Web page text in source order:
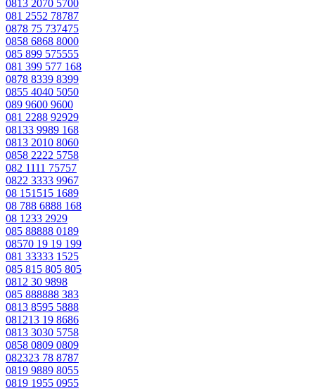
0813 2070 5700
081 2552 78787
0878 75 737475
0858 6868 8000
085 899 575555
081 399 577 168
0878 8339 8399
0855 4040 5050
089 9600 9600
081 2288 92929
08133 9989 168
0813 2010 8060
0858 2222 5758
082 1111 75757
0822 3333 9967
08 151515 1689
08 788 6888 168
08 1233 2929
085 88888 0189
08570 19 19 199
081 33333 1525
085 815 805 805
0812 30 9898
085 888888 383
0813 8595 5888
081213 19 8686
0813 3030 5758
0858 0809 0809
082323 78 8787
0819 9889 8055
0819 1955 0955